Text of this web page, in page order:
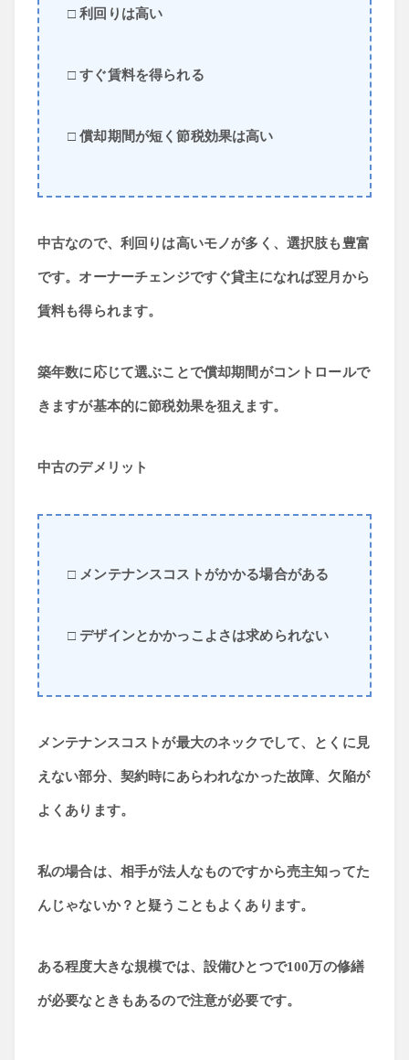
□ 利回りは高い
□ すぐ賃料を得られる
□ 償却期間が短く節税効果は高い
中古なので、利回りは高いモノが多く、選択肢も豊富
です。オーナーチェンジですぐ貸主になれば翌月から
賃料も得られます。
築年数に応じて選ぶことで償却期間がコントロールで
きますが基本的に節税効果を狙えます。
中古のデメリット
□ メンテナンスコストがかかる場合がある
□ デザインとかかっこよさは求められない
メンテナンスコストが最大のネックでして、とくに見
えない部分、契約時にあらわれなかった故障、欠陥が
よくあります。
私の場合は、相手が法人なものですから売主知ってた
んじゃないか？と疑うこともよくあります。
ある程度大きな規模では、設備ひとつで100万の修繕
が必要なときもあるので注意が必要です。